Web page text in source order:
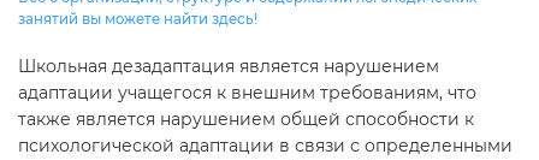
занятий вы можете найти здесь!
Школьная дезадаптация является нарушением
адаптации учащегося к внешним требованиям, что
также является нарушением общей способности к
психологической адаптации в связи с определенными